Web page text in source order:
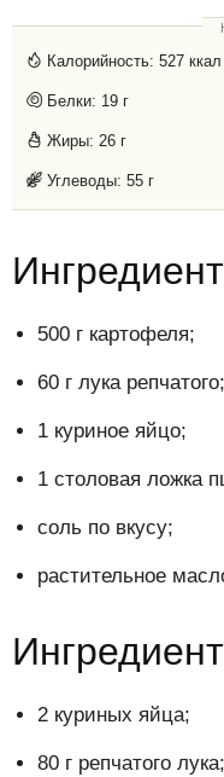
Калорийность: 527 ккал
Белки: 19 г
Жиры: 26 г
Углеводы: 55 г
500 г картофеля;
60 г лука репчатого;
1 куриное яйцо;
1 столовая ложка
соль по вкусу;
растительное
2 куриных яйца;
80 г репчатого лука;